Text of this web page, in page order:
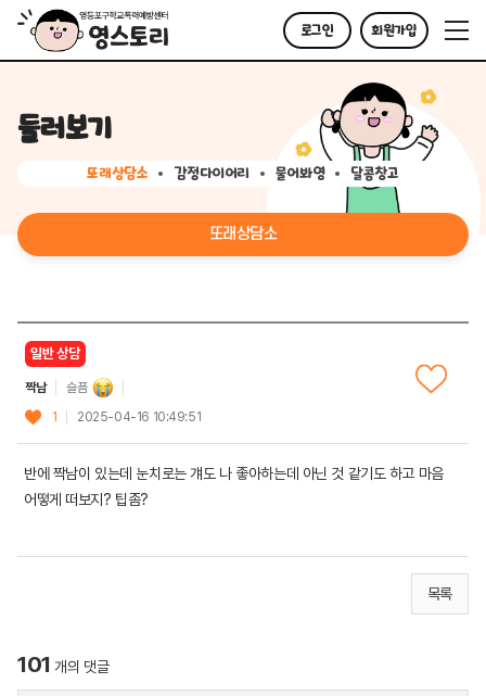
로그인 회원가입
둘러보기
또래상담소 감정다이어리 물어봐영 달콤창고
또래상담소
일반 상담
짝남
슬픔
1
2025-04-16 10:49:51
반에 짝남이 있는데 눈치로는 걔도 나 좋아하는데 아닌 것 같기도 하고 마음
어떻게 떠보지? 팁좀?
목록
101 개의 댓글